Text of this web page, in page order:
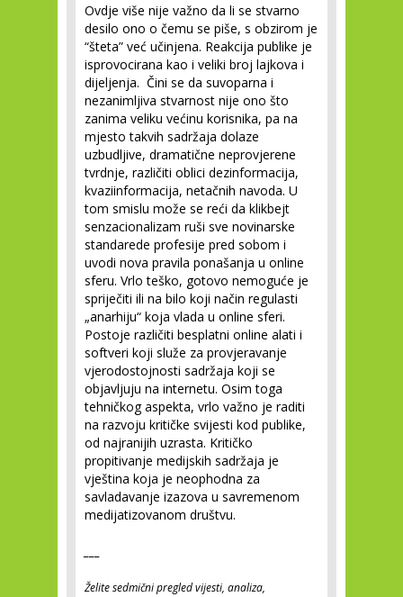
Ovdje više nije važno da li se stvarno
desilo ono o čemu se piše, s obzirom je
“šteta” već učinjena. Reakcija publike je
isprovocirana kao i veliki broj lajkova i
dijeljenja. Čini se da suvoparna i
nezanimljiva stvarnost nije ono što
zanima veliku većinu korisnika, pa na
mjesto takvih sadržaja dolaze
uzbudljive, dramatične neprovjerene
tvrdnje, različiti oblici dezinformacija,
kvaziinformacija, netačnih navoda. U
tom smislu može se reći da klikbejt
senzacionalizam ruši sve novinarske
standarede profesije pred sobom i
uvodi nova pravila ponašanja u online
sferu. Vrlo teško, gotovo nemoguće je
spriječiti ili na bilo koji način regulasti
„anarhiju“ koja vlada u online sferi.
Postoje različiti besplatni online alati i
softveri koji služe za provjeravanje
vjerodostojnosti sadržaja koji se
objavljuju na internetu. Osim toga
tehničkog aspekta, vrlo važno je raditi
na razvoju kritičke svijesti kod publike,
od najranijih uzrasta. Kritičko
propitivanje medijskih sadržaja je
vještina koja je neophodna za
savladavanje izazova u savremenom
medijatizovanom društvu.
Želite sedmični pregled vijesti, analiza,